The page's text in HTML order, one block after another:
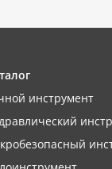
инструмент